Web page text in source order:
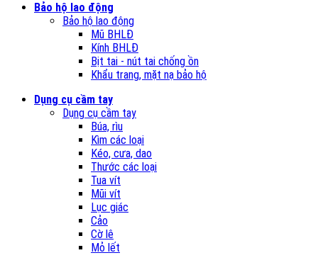
Bảo hộ lao động
Bảo hộ lao động
Mũ BHLĐ
Kính BHLĐ
Bịt tai - nút tai chống ồn
Khẩu trang, mặt nạ bảo hộ
Dụng cụ cầm tay
Dụng cụ cầm tay
Búa, rìu
Kìm các loại
Kéo, cưa, dao
Thước các loại
Tua vít
Mũi vít
Lục giác
Cảo
Cờ lê
Mỏ lết